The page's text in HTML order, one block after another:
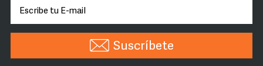
Suscríbete